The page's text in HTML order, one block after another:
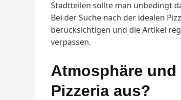
Stadtteilen sollte man unbedingt
Bei der Suche nach der idealen
berücksichtigen und die Artikel
verpassen.
Atmosphäre
Pizzeria aus?